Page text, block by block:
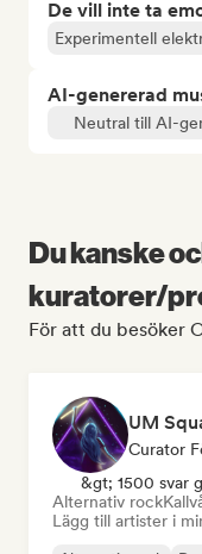
De vill inte ta
Experimentell
AI-genererad
Neutral till AI-
Du kanske
kuratorer/
För att du besöker
UM
Curator
&gt; 1500 svar
Alternativ rock
Lägg till artister i